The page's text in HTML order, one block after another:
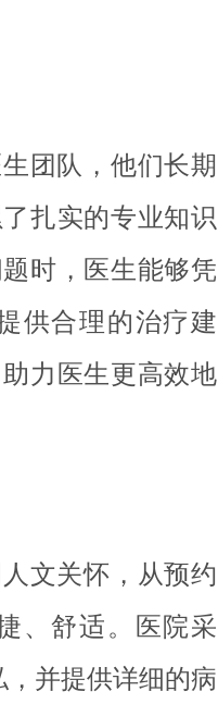
团队，他们长期
扎实的专业知识
时，医生能够凭
供合理的治疗建
力医生更高效地
文关怀，从预约
、舒适。医院采
，并提供详细的病